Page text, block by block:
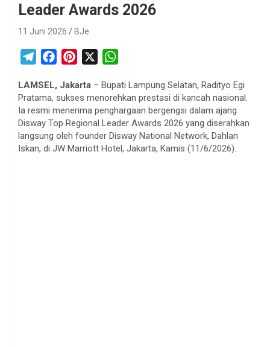
Leader Awards 2026
11 Juni 2026 BJe
l
e
g
r
a
c
e
b
o
o
n
t
e
r
e
a
t
s
A
p
LAMSEL, Jakarta – Bupati Lampung Selatan, Radityo Egi
Pratama, sukses menorehkan prestasi di kancah nasional.
Ia resmi menerima penghargaan bergengsi dalam ajang
Disway Top Regional Leader Awards 2026 yang diserahkan
langsung oleh founder Disway National Network, Dahlan
Iskan, di JW Marriott Hotel, Jakarta, Kamis (11/6/2026).